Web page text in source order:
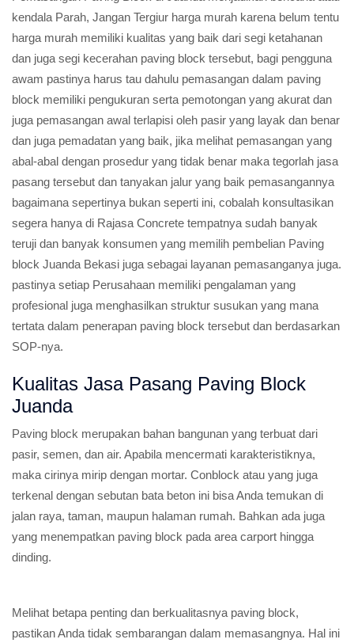
kendala Parah, Jangan Tergiur harga murah karena belum tentu
harga murah memiliki kualitas yang baik dari segi ketahanan
dan juga segi kecerahan paving block tersebut, bagi pengguna
awam pastinya harus tau dahulu pemasangan dalam paving
block memiliki pengukuran serta pemotongan yang akurat dan
juga pemasangan awal terlapisi oleh pasir yang layak dan benar
dan juga pemadatan yang baik, jika melihat pemasangan yang
abal-abal dengan prosedur yang tidak benar maka tegorlah jasa
pasang tersebut dan tanyakan jalur yang baik pemasangannya
bagaimana sepertinya bukan seperti ini, cobalah konsultasikan
segera hanya di Rajasa Concrete tempatnya sudah banyak
teruji dan banyak konsumen yang memilih pembelian Paving
block Juanda Bekasi juga sebagai layanan pemasanganya juga.
pastinya setiap Perusahaan memiliki pengalaman yang
profesional juga menghasilkan struktur susukan yang mana
tertata dalam penerapan paving block tersebut dan berdasarkan
SOP-nya.
Kualitas Jasa Pasang Paving Block
Juanda
Paving block merupakan bahan bangunan yang terbuat dari
pasir, semen, dan air. Apabila mencermati karakteristiknya,
maka cirinya mirip dengan mortar. Conblock atau yang juga
terkenal dengan sebutan bata beton ini bisa Anda temukan di
jalan raya, taman, maupun halaman rumah. Bahkan ada juga
yang menempatkan paving block pada area carport hingga
dinding.
Melihat betapa penting dan berkualitasnya paving block,
pastikan Anda tidak sembarangan dalam memasangnya. Hal ini